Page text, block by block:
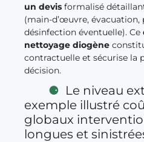
un devis formalisé
(main-d’œuvre, évacuation,
désinfection éventuelle). Ce
nettoyage diogène
contractuelle et sécurise la
décision.
Le niveau
exemple illustré
globaux
longues et